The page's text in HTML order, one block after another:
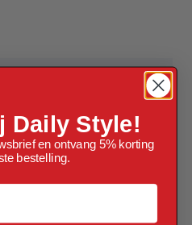
Daily Style!
en ontvang 5% korting
bestelling.